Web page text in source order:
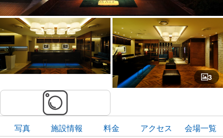
写真 施設情報 料金 アクセス 会場一覧
3